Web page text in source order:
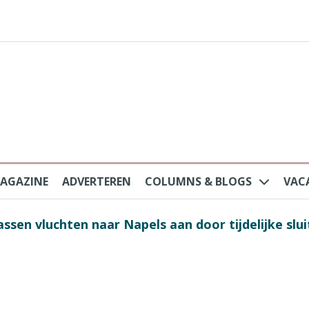
ADVERTEREN COLUMNS & BLOGS
na protesten massatoerisme: ‘Nederlandse